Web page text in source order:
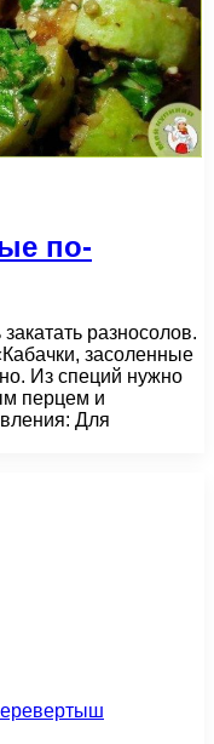
по-
разносолов.
засоленные
Из специй нужно
перцем и
Для